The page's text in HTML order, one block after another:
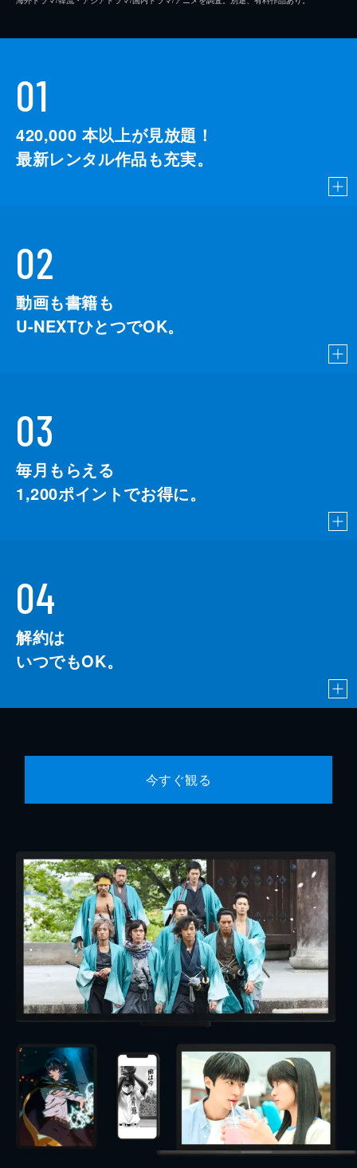
01
420,000 本以上が見放題！
最新レンタル作品も充実。
02
動画も書籍も
U-NEXTひとつでOK。
03
毎月もらえる
1,200ポイントでお得に。
04
解約は
いつでもOK。
今すぐ観る